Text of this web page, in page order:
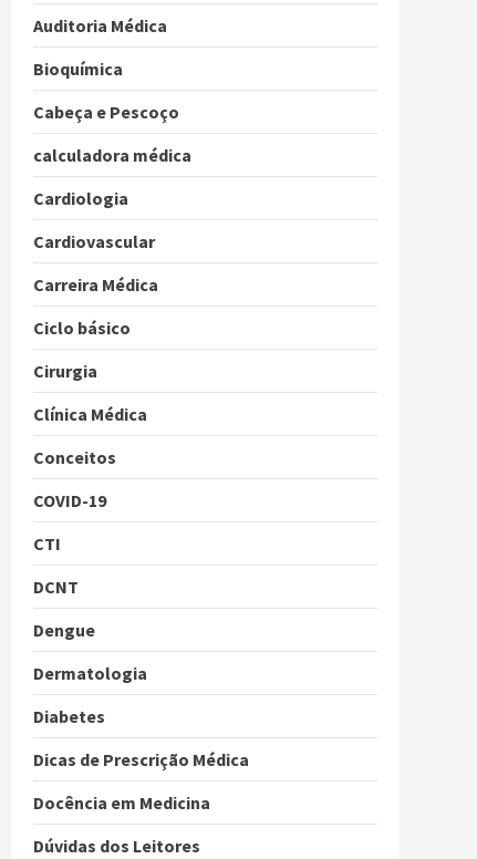
Auditoria Médica
Bioquímica
Cabeça e Pescoço
calculadora médica
Cardiologia
Cardiovascular
Carreira Médica
Ciclo básico
Cirurgia
Clínica Médica
Conceitos
COVID-19
CTI
DCNT
Dengue
Dermatologia
Diabetes
Dicas de Prescrição Médica
Docência em Medicina
Dúvidas dos Leitores